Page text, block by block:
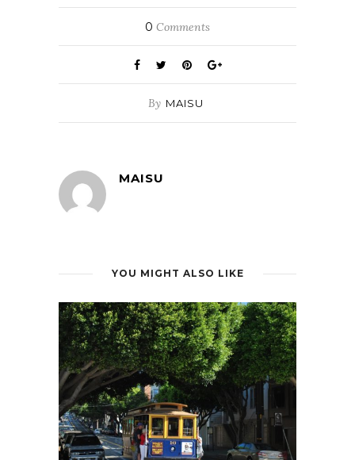
0 Comments
By MAISU
MAISU
YOU MIGHT ALSO LIKE